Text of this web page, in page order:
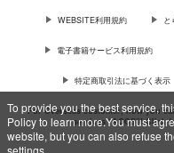
To provide you the best service,
Policy to learn more.You must
website, but you can also refuse
settings.
WEBSITE利用規約 と
電子書籍サービス利用規約
特定商取引法に基づく表示
For Overseas customer, now you
services “AOCS”!